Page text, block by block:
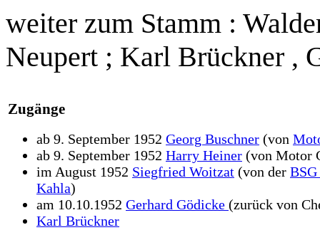
weiter zum Stamm :
Neupert ; Karl Brückner ,
Zugänge
ab 9. September 1952 Georg Buschner (von
ab 9. September 1952 Harry Heiner (von Motor
im August 1952 Siegfried Woitzat (von der
Kahla)
am 10.10.1952 Gerhard Gödicke (zurück von
Karl Brückner